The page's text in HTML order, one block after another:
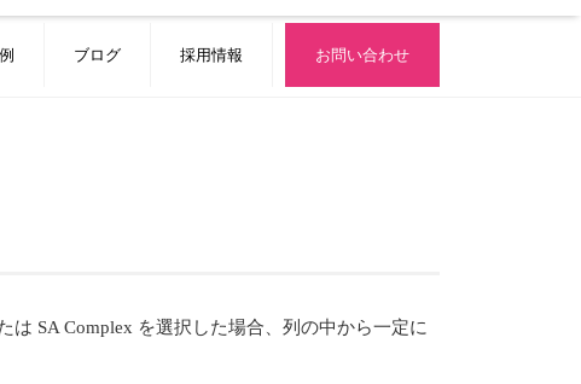
ブログ 採用情報 お問い合わせ
は SA Complex を選択した場合、列の中から一定に